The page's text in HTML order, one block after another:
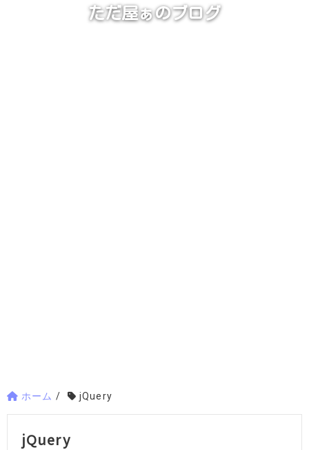
ただ屋ぁのブログ
ホーム / jQuery
jQuery